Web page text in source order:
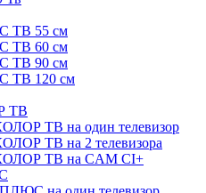
ТВ 55 см
ТВ 60 см
ТВ 90 см
ТВ 120 см
ТВ
ТВ на один телевизор
ТВ на 2 телевизора
ТВ на CAM CI+